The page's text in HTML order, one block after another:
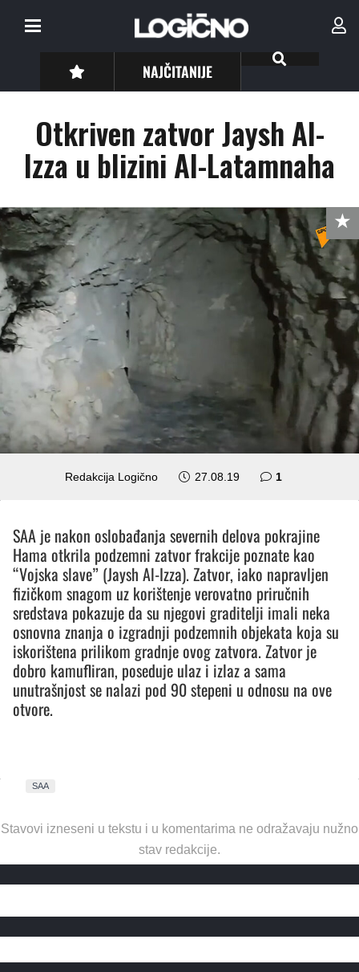
NAJČITANIJE
Otkriven zatvor Jaysh Al-
Izza u blizini Al-Latamnaha
Redakcija Logično 27.08.19 1
SAA je nakon oslobađanja severnih delova pokrajine
Hama otkrila podzemni zatvor frakcije poznate kao
“Vojska slave” (Jaysh Al-Izza). Zatvor, iako napravljen
fizičkom snagom uz korištenje verovatno priručnih
sredstava pokazuje da su njegovi graditelji imali neka
osnovna znanja o izgradnji podzemnih objekata koja su
iskorištena prilikom gradnje ovog zatvora. Zatvor je
dobro kamufliran, poseduje ulaz i izlaz a sama
unutrašnjost se nalazi pod 90 stepeni u odnosu na ove
otvore.
SAA
Stavovi izneseni u tekstu i u komentarima ne odražavaju nužno
stav redakcije.